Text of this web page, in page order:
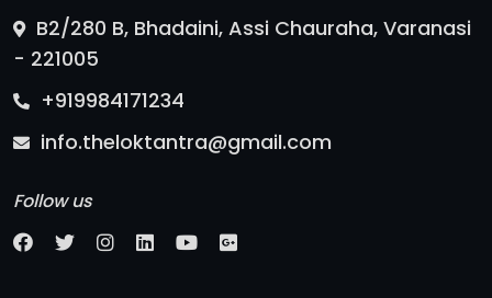
B2/280 B, Bhadaini, Assi Chauraha, Varanasi
- 221005
+919984171234
info.theloktantra@gmail.com
Follow us